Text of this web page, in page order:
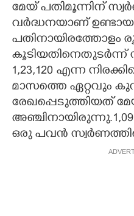
മേയ് പതിമൂന്നിന്
വർദ്ധനയാണ്
പതിനായിരത്തോളം
കൂടിയതിനെതുടർന്ന്
1,23,120 എന്ന
മാസത്തെ ഏറ്റവും
രേഖപ്പെടുത്തിയത്
ഒരു പവൻ